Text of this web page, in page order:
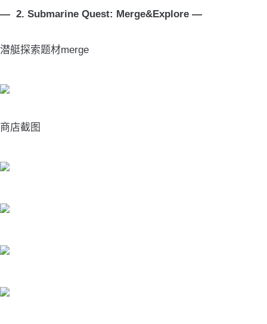
— 2. Submarine Quest: Merge&Explore —
潜艇探索题材merge
商店截图